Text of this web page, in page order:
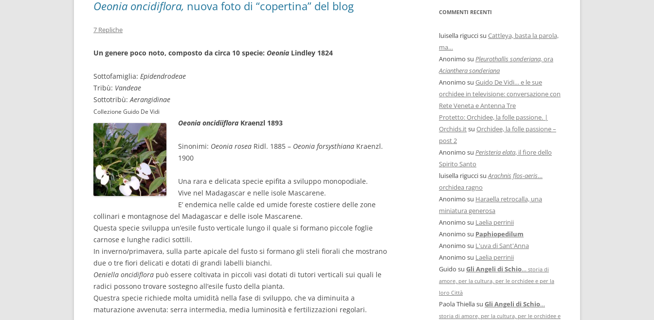
Oeonia oncidiflora, nuova foto di “copertina” del blog
7 Repliche
Un genere poco noto, composto da circa 10 specie: Oeonia Lindley 1824
Sottofamiglia: Epidendrodeae
Tribù: Vandeae
Sottotribù:Aerangidinae
Collezione Guido De Vidi
Oeonia oncidiiflora Kraenzl 1893
Sinonimi: Oeonia rosea Ridl. 1885 – Oeonia forsysthiana Kraenzl.
1900
Una rara e delicata specie epifita a sviluppo monopodiale.
Vive nel Madagascar e nelle isole Mascarene.
E’ endemica nelle calde ed umide foreste costiere delle zone
collinari e montagnose del Madagascar e delle isole Mascarene.
Questa specie sviluppa un’esile fusto verticale lungo il quale si formano piccole foglie
carnose e lunghe radici sottili.
In inverno/primavera, sulla parte apicale del fusto si formano gli steli fiorali che mostrano
due o tre fiori delicati e dotati di grandi labelli bianchi.
Oeniella oncidiflora può essere coltivata in piccoli vasi dotati di tutori verticali sui quali le
radici possono trovare sostegno all’esile fusto della pianta.
Questra specie richiede molta umidità nella fase di sviluppo, che va diminuita a
maturazione avvenuta: serra intermedia, media luminosità e fertilizzazioni regolari.
COMMENTI RECENTI
luisella riguccisu Cattleya, basta la parola,
ma…
Anonimo su Pleurothallis sonderiana, ora
Acianthera sonderiana
Anonimo su Guido De Vidi… e le sue
orchidee in televisione: conversazione con
Rete Veneta e Antenna Tre
Protetto: Orchidee, la folle passione. |
Orchids.itsu Orchidee, la folle passione –
post 2
Anonimo su Peristeria elata, il fiore dello
Spirito Santo
luisella riguccisuArachnis flos-aeris…
orchidea ragno
Anonimo su Haraella retrocalla, una
miniatura generosa
Anonimo su Laelia perrinii
Anonimo su Paphiopedilum
Anonimo su L'uva di Sant'Anna
Anonimo su Laelia perrinii
Guido su Gli Angeli di Schio… storia di
amore, per la cultura, per le orchidee e per la
loro Città
Paola Thiellasu Gli Angeli di Schio…
storia di amore, per la cultura, per le orchidee e